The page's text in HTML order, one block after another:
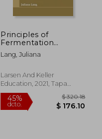
Principles of
Fermentation
Technology (en
Inglés)
Lang, Juliana
Larsen And Keller
Education, 2021, Tapa
Dura, Nuevo